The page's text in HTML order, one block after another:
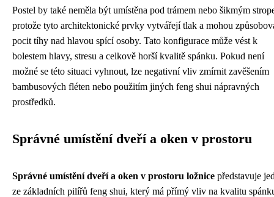
Postel by také neměla být umístěna pod trámem nebo šikmým
protože tyto architektonické prvky vytvářejí tlak a mohou
pocit tíhy nad hlavou spící osoby. Tato konfigurace může vést k
bolestem hlavy, stresu a celkově horší kvalitě spánku. Pokud není
možné se této situaci vyhnout, lze negativní vliv zmírnit zavěšením
bambusových fléten nebo použitím jiných feng shui nápravných
prostředků.
Správné umístění dveří a oken v prostoru
Správné umístění dveří a oken v prostoru ložnice představuje
ze základních pilířů feng shui, který má přímý vliv na kvalitu